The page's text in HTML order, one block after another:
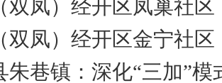
双凤）经开区凤巢社区
双凤）经开区金宁社区
朱巷镇：深化“三加”